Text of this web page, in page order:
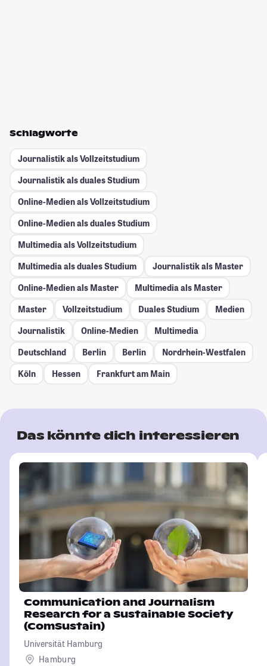
Schlagworte
Journalistik als Vollzeitstudium
Journalistik als duales Studium
Online-Medien als Vollzeitstudium
Online-Medien als duales Studium
Multimedia als Vollzeitstudium
Multimedia als duales Studium
Journalistik als Master
Online-Medien als Master
Multimedia als Master
Master
Vollzeitstudium Duales Studium
Medien
Journalistik
Online-Medien
Multimedia
Deutschland
Berlin Berlin
Nordrhein-Westfalen
Köln
Hessen Frankfurt am Main
Das könnte dich interessieren
Communication and Journalism
Research for a Sustainable Society
(ComSustain)
Universität Hamburg
Hamburg